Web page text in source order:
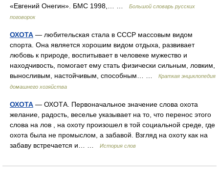
«Евгений Онегин». БМС 1998,… …
Большой словарь русских
поговорок
ОХОТА — любительская стала в СССР массовым видом
спорта. Она является хорошим видом отдыха, развивает
любовь к природе, воспитывает в человеке мужество и
находчивость, помогает ему стать физически сильным, ловким,
выносливым, настойчивым, способным… …
Краткая энциклопедия
домашнего хозяйства
ОХОТА — ОХОТА. Первоначальное значение слова охота
желание, радость, веселье указывает на то, что перенос этого
слова на лов , на охоту произошел в той социальной среде, где
охота была не промыслом, а забавой. Взгляд на охоту как на
забаву встречается и… …
История слов